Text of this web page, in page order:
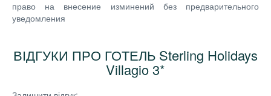
право на внесение изминений без предварительного
уведомления
ВІДГУКИ ПРО ГОТЕЛЬ Sterling Holidays
Villagio 3*